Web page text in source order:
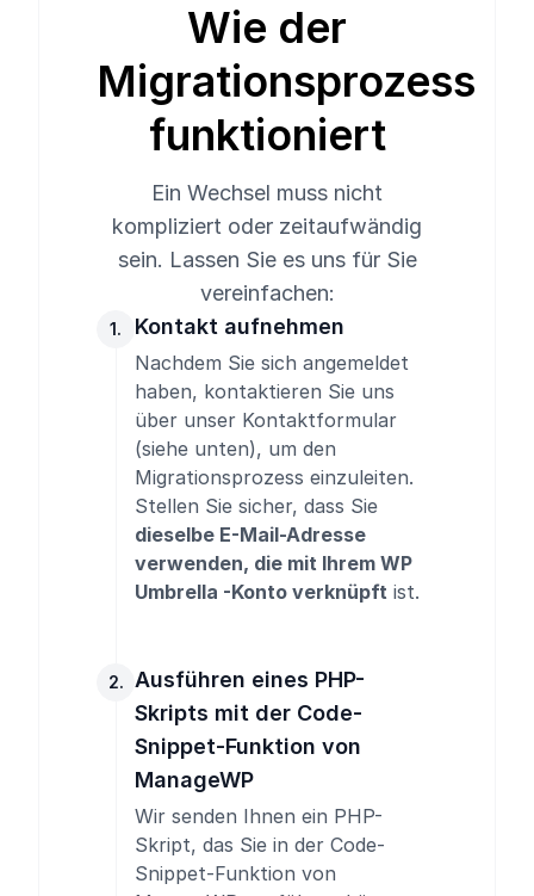
Wie der
Migrationsprozess
funktioniert
Ein Wechsel muss nicht
kompliziert oder zeitaufwändig
sein. Lassen Sie es uns für Sie
vereinfachen:
1. Kontakt aufnehmen
Nachdem Sie sich angemeldet
haben, kontaktieren Sie uns
über unser Kontaktformular
(siehe unten), um den
Migrationsprozess einzuleiten.
Stellen Sie sicher, dass Sie
dieselbe E-Mail-Adresse
verwenden, die mit Ihrem WP
Umbrella -Konto verknüpft ist.
2.
Ausführen eines PHP-
Skripts mit der Code-
Snippet-Funktion von
ManageWP
Wir senden Ihnen ein PHP-
Skript, das Sie in der Code-
Snippet-Funktion von